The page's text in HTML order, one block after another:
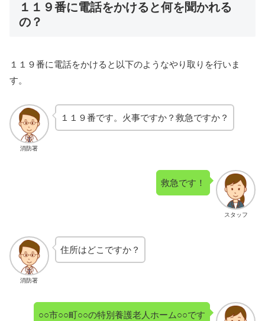
１１９番に電話をかけると何を聞かれる
の？
１１９番に電話をかけると以下のようなやり取りを行いま
す。
消防署
１１９番です。火事ですか？救急ですか？
スタッフ
救急です！
消防署
住所はどこですか？
○○市○○町○○の特別養護老人ホーム○○です